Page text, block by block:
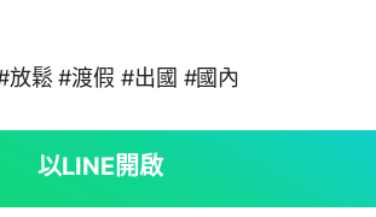
鬆 #渡假 #出國 #國內
以LINE開啟